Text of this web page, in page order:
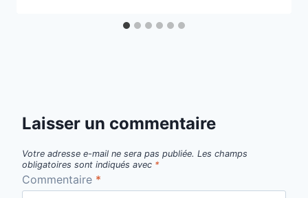
Laisser un commentaire
Votre adresse e-mail ne sera pas publiée. Les champs
obligatoires sont indiqués avec *
Commentaire *